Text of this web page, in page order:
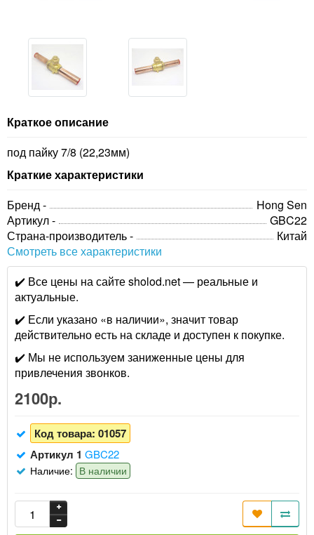
Краткое описание
под пайку 7/8 (22,23мм)
Краткие характеристики
Бренд -
Hong Sen
Артикул -
GBC22
Страна-производитель -
Китай
Смотреть все характеристики
✔️ Все цены на сайте sholod.net — реальные и
актуальные.
✔️ Если указано «в наличии», значит товар
действительно есть на складе и доступен к покупке.
✔️ Мы не используем заниженные цены для
привлечения звонков.
2100р.
Код товара: 01057
Артикул 1 GBC22
Наличие: В наличии